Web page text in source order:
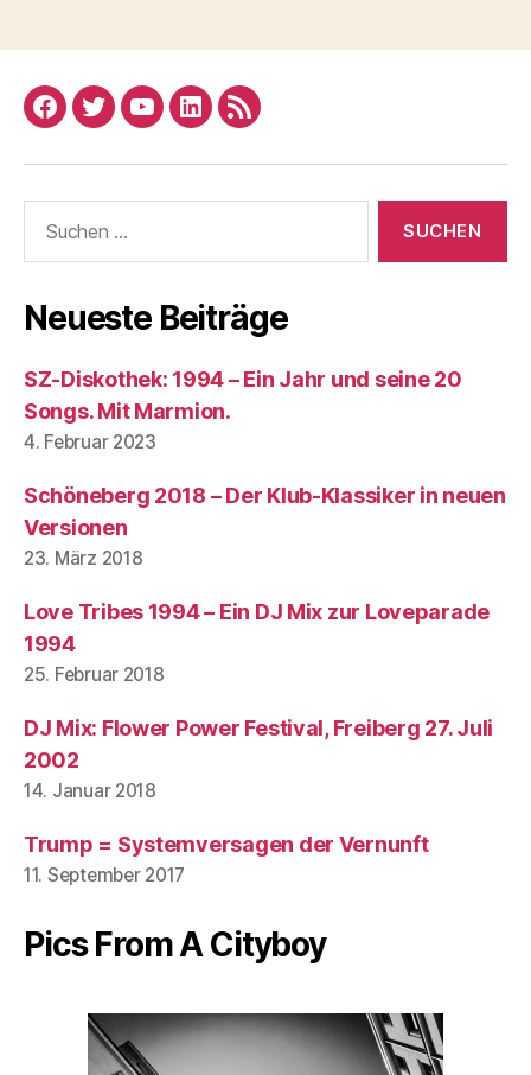
ans
Facebook
TwitterYouTube
LinkedRSS
nach:
Neueste Beiträge
SZ-Diskothek: 1994 – Ein Jahr und seine 20
Songs. Mit Marmion.
4. Februar 2023
Schöneberg 2018 – Der Klub-Klassiker in neuen
Versionen
23. März 2018
Love Tribes 1994 – Ein DJ Mix zur Loveparade
1994
25. Februar 2018
DJ Mix: Flower Power Festival, Freiberg 27. Juli
2002
14. Januar 2018
Trump = Systemversagen der Vernunft
11. September 2017
Pics From A Cityboy